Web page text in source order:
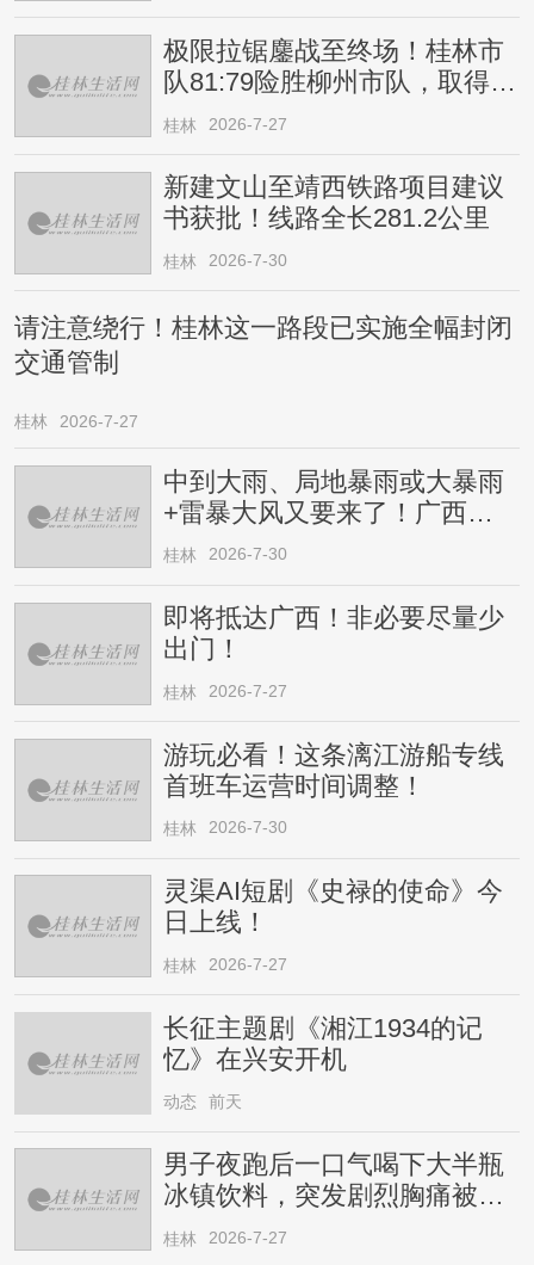
极限拉锯鏖战至终场！桂林市
队81:79险胜柳州市队，取得四
连胜
桂林 2026-7-27
新建文山至靖西铁路项目建议
书获批！线路全长281.2公里
桂林 2026-7-30
请注意绕行！桂林这一路段已实施全幅封闭
交通管制
桂林 2026-7-27
中到大雨、局地暴雨或大暴雨
+雷暴大风又要来了！广西人
请注意
桂林 2026-7-30
即将抵达广西！非必要尽量少
出门！
桂林 2026-7-27
游玩必看！这条漓江游船专线
首班车运营时间调整！
桂林 2026-7-30
灵渠AI短剧《史禄的使命》今
日上线！
桂林 2026-7-27
长征主题剧《湘江1934的记
忆》在兴安开机
动态 前天
男子夜跑后一口气喝下大半瓶
冰镇饮料，突发剧烈胸痛被送
医！医生提醒→
桂林 2026-7-27